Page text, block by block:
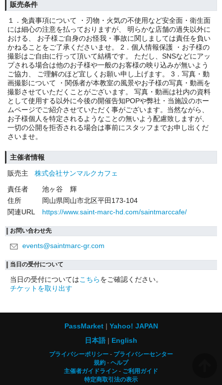
販売条件
１．免責事項について ・刃物・火気の不使用など安全面・衛生面
には細心の注意を払っておりますが、 明らかな店舗の過失以外に
おける、 お子様ご自身のお怪我・事故に関しましては責任を負い
かねることをご了承くださいませ。 2．個人情報保護 ・お子様の
撮影はご自由に行って頂いて結構です。 ただし、SNSなどにアッ
プされる場合は他のお子様や一般のお客様の映り込みが無いよう
ご協力、 ご理解のほど宜しくお願い申し上げます。 3．写真・動
画撮影について ・関係者が本教室の風景やお子様の写真・動画を
撮影させていただくことがございます。 写真・動画は社内の資料
として使用する以外に今後の開催告知POPや弊社・当施設のホー
ムページでご紹介させていただく事がございます。当然ながら、
お子様個人を特定されるようなことの無いよう配慮致しますが、
一切の公開を拒否される場合は事前にスタッフまでお申し出くだ
さいませ。
主催者情報
販売主
株式会社サンマルクカフェ
責任者
池ヶ谷 輝
住所
岡山県岡山市北区平田173-104
関連URL
https://www.saint-marc-hd.com/saintmarccafe/
お問い合わせ先
events@saintmarc-gr.com
当日の受付について
当日の受付についてはこちらをご確認ください。
チケットを取り出す
PassMarket
Yahoo! JAPAN
日本語
English
プライバシーポリシー
プライバシーセンター
規約
ヘルプ
主催者ガイドライン
ご利用ガイド
特定商取引法の表示